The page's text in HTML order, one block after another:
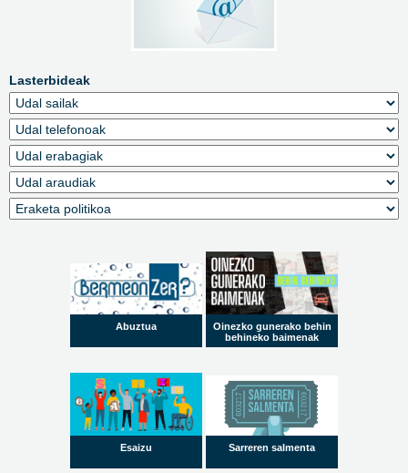
Lasterbideak
Abuztua
Oinezko gunerako behin
behineko baimenak
Esaizu Sarreren salmenta